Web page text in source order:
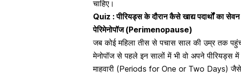
चाहिए।
Quiz : पीरियड्स के दौरान कैसे खाद्य पदार्थों का सेवन
पेरिमेनोपॉज (Perimenopause)
जब कोई महिला तीस से पचास साल की उम्र तक
मेनोपॉज से पहले इन सालों में भी वो अपने पीरियड्स
माहवारी (Periods for One or Two Days)